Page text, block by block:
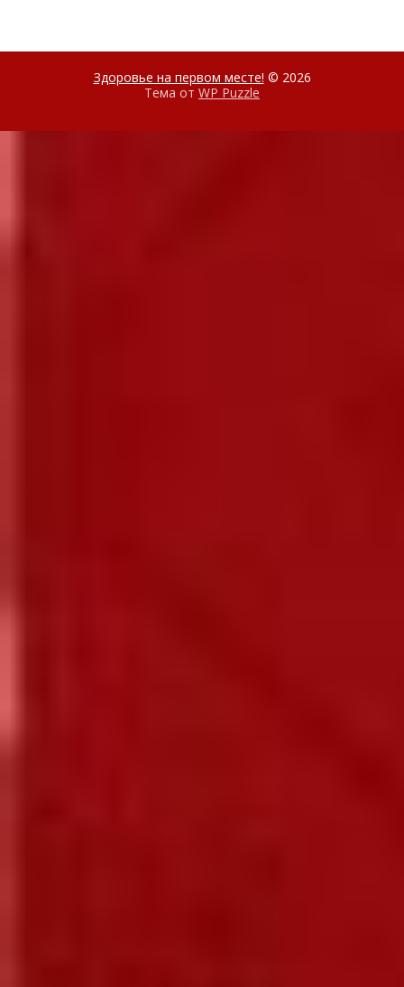
Здоровье на первом месте! © 2026
Тема от WP Puzzle